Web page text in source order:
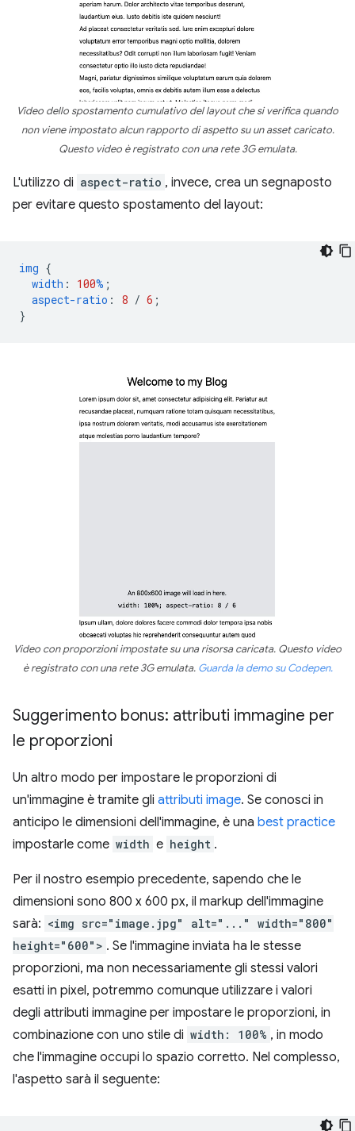
Video dello spostamento cumulativo del layout che si verifica quando
non viene impostato alcun rapporto di aspetto su un asset caricato.
Questo video è registrato con una rete 3G emulata.
L'utilizzo di aspect-ratio , invece, crea un segnaposto
per evitare questo spostamento del layout:
img {
width : 100% ;
aspect-ratio : 8 / 6 ;
}
Video con proporzioni impostate su una risorsa caricata. Questo video
è registrato con una rete 3G emulata. Guarda la demo su Codepen.
Suggerimento bonus: attributi immagine per
le proporzioni
Un altro modo per impostare le proporzioni di
un'immagine è tramite gli attributi image. Se conosci in
anticipo le dimensioni dell'immagine, è una best practice
impostarle come width e height .
Per il nostro esempio precedente, sapendo che le
dimensioni sono 800 x 600 px, il markup dell'immagine
sarà: <img src="image.jpg" alt="..." width="800"
height="600"> . Se l'immagine inviata ha le stesse
proporzioni, ma non necessariamente gli stessi valori
esatti in pixel, potremmo comunque utilizzare i valori
degli attributi immagine per impostare le proporzioni, in
combinazione con uno stile di width: 100% , in modo
che l'immagine occupi lo spazio corretto. Nel complesso,
l'aspetto sarà il seguente: